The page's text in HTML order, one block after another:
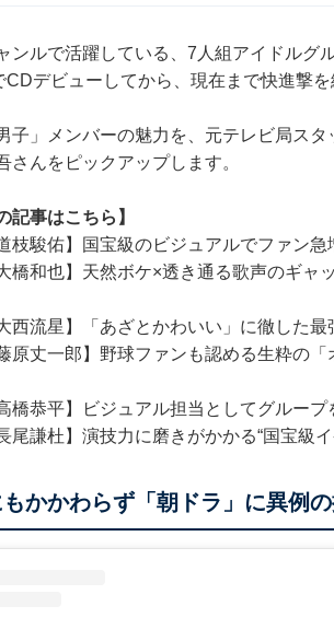
ンルで活躍している、7人組アイドルグ
CDデビューしてから、現在まで快進撃を
子」メンバーの魅力を、元テレビ局ス
さんをピックアップします。
記事はこちら】
枝駿佑】国宝級のビジュアルでファン
橋和也】天然ボケ×透き通る歌声のギ
西流星】「あざとかわいい」に徹した
原丈一郎】野球ファンも認める生粋の
橋恭平】ビジュアル担当としてグルー
尾謙杜】演技力に磨きがかかる“国宝級
かかわらず「朝ドラ」に異例の